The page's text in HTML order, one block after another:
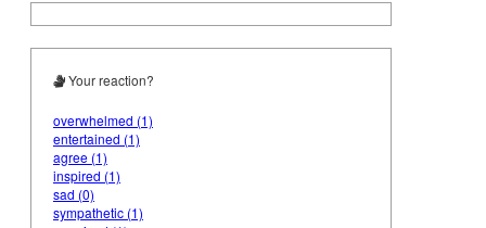
Your reaction?
overwhelmed (1)
entertained (1)
agree (1)
inspired (1)
sad (0)
sympathetic (1)